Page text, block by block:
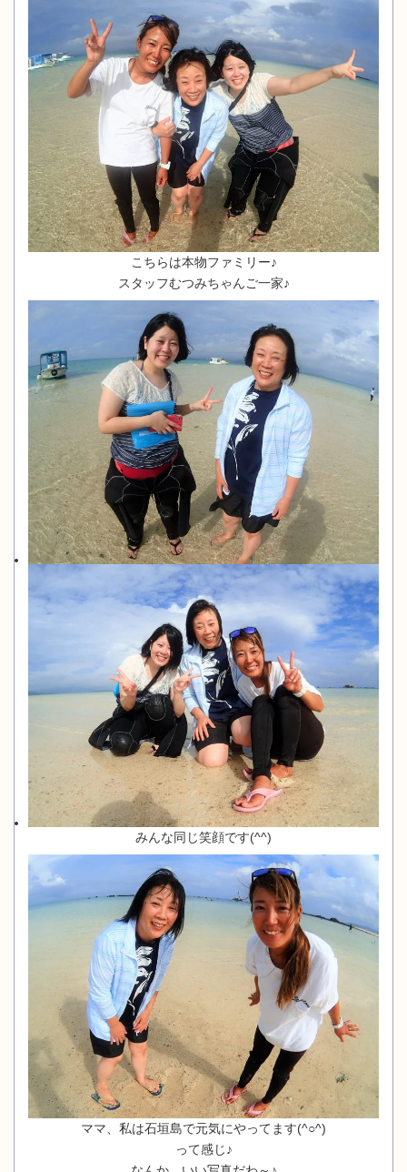
こちらは本物ファミリー♪
スタッフむつみちゃんご一家♪
みんな同じ笑顔です(^^)
ママ、私は石垣島で元気にやってます(^○^)
って感じ♪